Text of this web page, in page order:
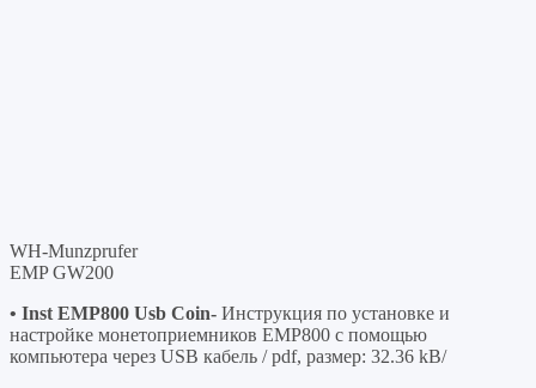
WH-Munzprufer
EMP GW200
• Inst EMP800 Usb Coin- Инструкция по установке и
настройке монетоприемников EMP800 с помощью
компьютера через USB кабель / pdf, размер: 32.36 kB/